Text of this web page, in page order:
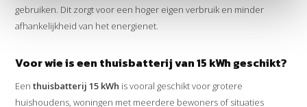
gebruiken. Dit zorgt voor een hoger eigen verbruik en minder
afhankelijkheid van het energienet.
Voor wie is een thuisbatterij van 15 kWh geschikt?
Eenthuisbatterij 15 kWh is vooral geschikt voor grotere
huishoudens, woningen met meerdere bewoners of situaties